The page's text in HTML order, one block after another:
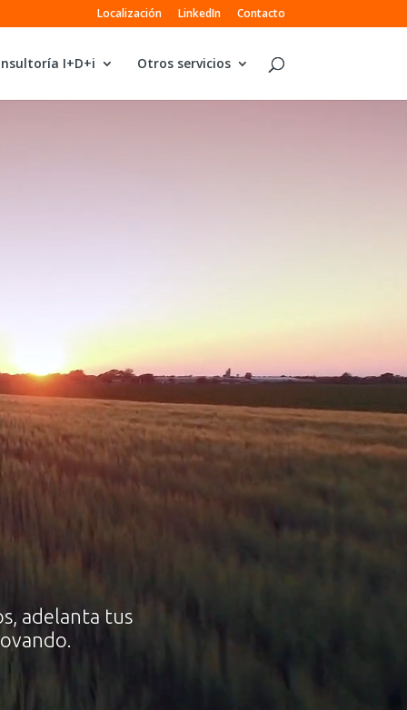
Localización LinkedIn Contacto
I+D+i Otros servicios
adelanta tus